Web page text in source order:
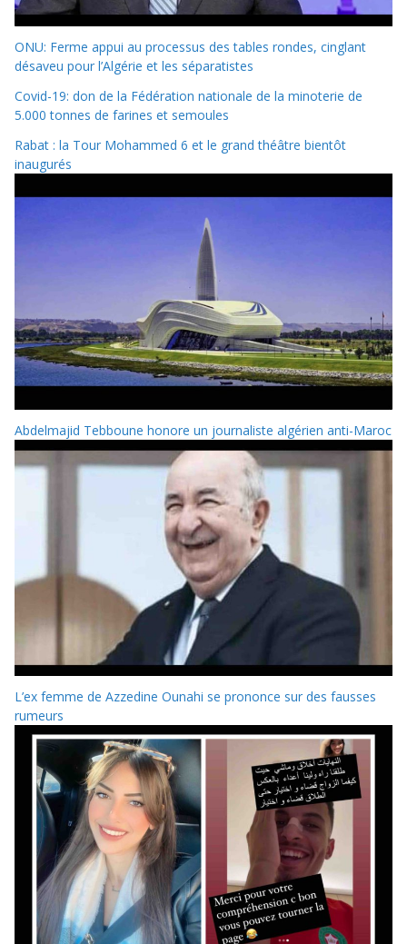
ONU: Ferme appui au processus des tables rondes, cinglant
désaveu pour l’Algérie et les séparatistes
Covid-19: don de la Fédération nationale de la minoterie de
5.000 tonnes de farines et semoules
Rabat : la Tour Mohammed 6 et le grand théâtre bientôt
inaugurés
Abdelmajid Tebboune honore un journaliste algérien anti-Maroc
L’ex femme de Azzedine Ounahi se prononce sur des fausses
rumeurs